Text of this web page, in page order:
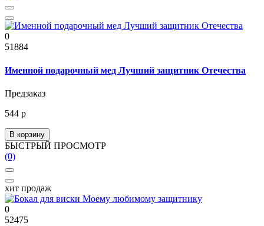
0
51884
Именной подарочный мед Лучший защитник Отечества
Предзаказ
544 р
В корзину
БЫСТРЫЙ ПРОСМОТР
(0)
хит продаж
0
52475